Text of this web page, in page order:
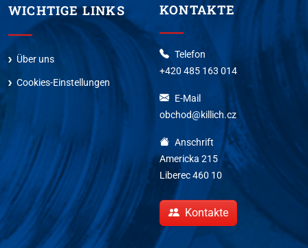
WICHTIGE LINKS
Über uns
Cookies-Einstellungen
KONTAKTE
Telefon
+420 485 163 014
E-Mail
obchod@killich.cz
Anschrift
Americka 215
Liberec 460 10
Kontakte